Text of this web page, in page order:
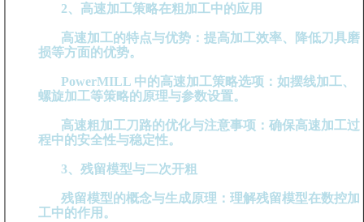
2、高速加工策略在粗加工中的应用
高速加工的特点与优势：提高加工效率、降低刀具磨
损等方面的优势。
PowerMILL 中的高速加工策略选项：如摆线加工、
螺旋加工等策略的原理与参数设置。
高速粗加工刀路的优化与注意事项：确保高速加工过
程中的安全性与稳定性。
3、残留模型与二次开粗
残留模型的概念与生成原理：理解残留模型在数控加
工中的作用。